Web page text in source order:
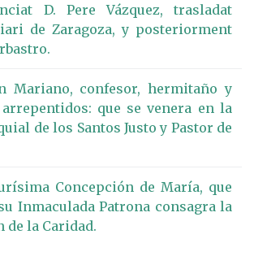
D. Pere Vázquez, trasladat
de Zaragoza, y posteriorment
Mariano, confesor, hermitaño y
que se venera en la
de los Santos Justo y Pastor de
Concepción de María, que
Inmaculada Patrona consagra la
de la Caridad.